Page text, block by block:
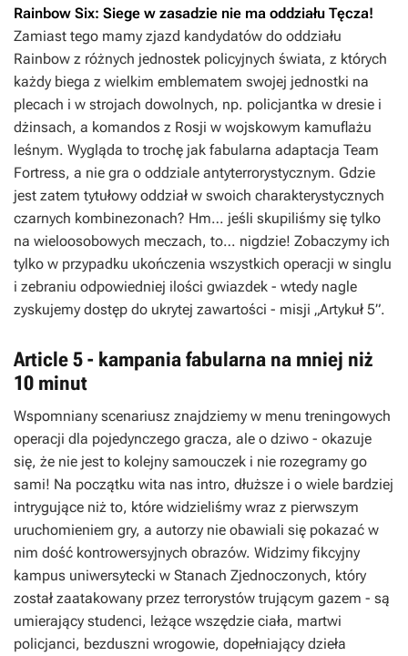
Rainbow Six: Siege w zasadzie nie ma oddziału Tęcza!
Zamiast tego mamy zjazd kandydatów do oddziału
Rainbow z różnych jednostek policyjnych świata, z których
każdy biega z wielkim emblematem swojej jednostki na
plecach i w strojach dowolnych, np. policjantka w dresie i
dżinsach, a komandos z Rosji w wojskowym kamuflażu
leśnym. Wygląda to trochę jak fabularna adaptacja Team
Fortress, a nie gra o oddziale antyterrorystycznym. Gdzie
jest zatem tytułowy oddział w swoich charakterystycznych
czarnych kombinezonach? Hm… jeśli skupiliśmy się tylko
na wieloosobowych meczach, to… nigdzie! Zobaczymy ich
tylko w przypadku ukończenia wszystkich operacji w singlu
i zebraniu odpowiedniej ilości gwiazdek - wtedy nagle
zyskujemy dostęp do ukrytej zawartości - misji „Artykuł 5”.
Article 5 - kampania fabularna na mniej niż
10 minut
Wspomniany scenariusz znajdziemy w menu treningowych
operacji dla pojedynczego gracza, ale o dziwo - okazuje
się, że nie jest to kolejny samouczek i nie rozegramy go
sami! Na początku wita nas intro, dłuższe i o wiele bardziej
intrygujące niż to, które widzieliśmy wraz z pierwszym
uruchomieniem gry, a autorzy nie obawiali się pokazać w
nim dość kontrowersyjnych obrazów. Widzimy fikcyjny
kampus uniwersytecki w Stanach Zjednoczonych, który
został zaatakowany przez terrorystów trującym gazem - są
umierający studenci, leżące wszędzie ciała, martwi
policjanci, bezduszni wrogowie, dopełniający dzieła